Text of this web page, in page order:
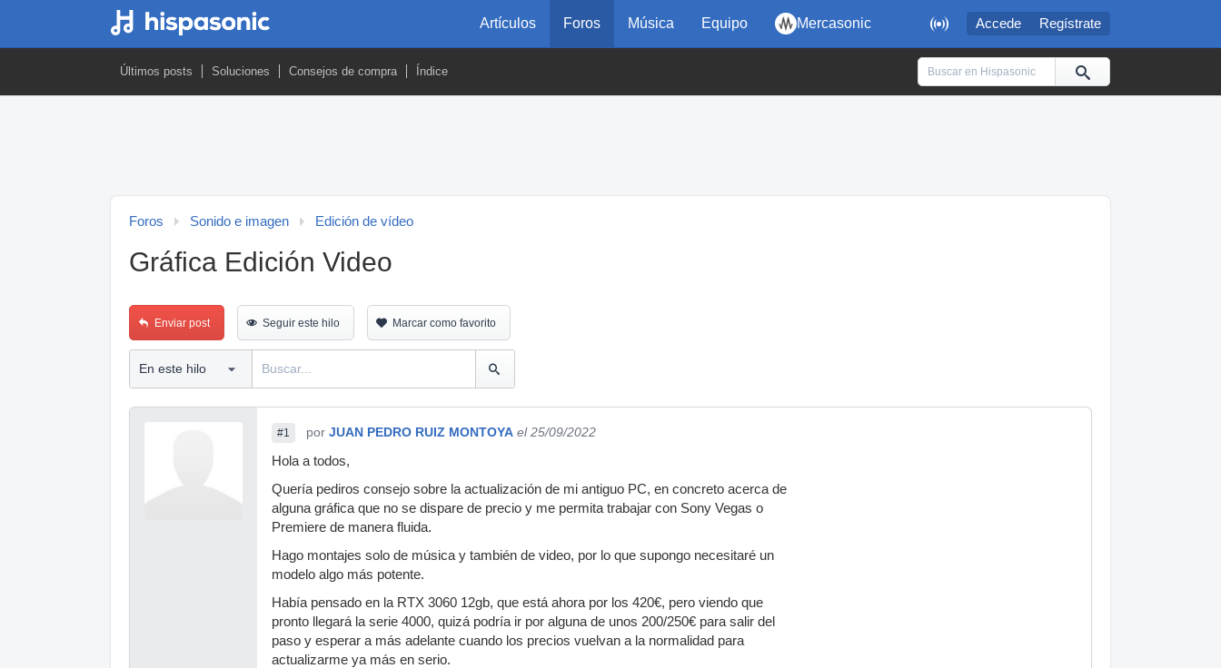
 Accede Regístrate
Artículos Foros Música Equipo Mercasonic
Últimos posts Soluciones Consejos de compra Índice
Foros Sonido e imagen Edición de vídeo
Gráfica Edición Video
Enviar post Seguir este hilo Marcar como favorito
#1 por JUAN PEDRO RUIZ MONTOYA el 25/09/2022
Hola a todos,
Quería pediros consejo sobre la actualización de mi antiguo PC, en concreto acerca de
alguna gráfica que no se dispare de precio y me permita trabajar con Sony Vegas o
Premiere de manera fluida.
Hago montajes solo de música y también de video, por lo que supongo necesitaré un
modelo algo más potente.
Había pensado en la RTX 3060 12gb, que está ahora por los 420€, pero viendo que
pronto llegará la serie 4000, quizá podría ir por alguna de unos 200/250€ para salir del
paso y esperar a más adelante cuando los precios vuelvan a la normalidad para
actualizarme ya más en serio.